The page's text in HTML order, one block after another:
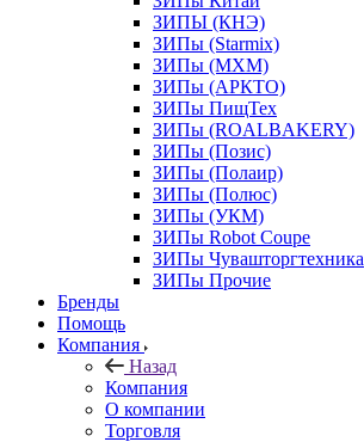
ЗИПЫ (КНЭ)
ЗИПы (Starmix)
ЗИПы (МХМ)
ЗИПы (АРКТО)
ЗИПы ПищТех
ЗИПы (ROALBAKERY)
ЗИПы (Позис)
ЗИПы (Полаир)
ЗИПы (Полюс)
ЗИПы (УКМ)
ЗИПы Robot Coupe
ЗИПы Чувашторгтехника
ЗИПы Прочие
Бренды
Помощь
Компания
Назад
Компания
О компании
Торговля